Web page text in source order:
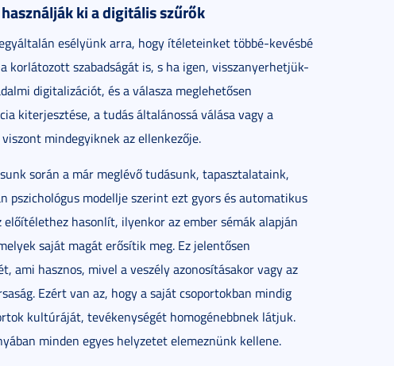
ki a digitális szűrők
esélyünk arra, hogy ítéleteinket többé-kevésbé
korlátozott szabadságát is, s ha igen, visszanyerhetjük-
digitalizációt, és a válasza meglehetősen
kiterjesztése, a tudás általánossá válása vagy a
mindegyiknek az ellenkezője.
során a már meglévő tudásunk, tapasztalataink,
pszichológus modellje szerint ezt gyors és automatikus
hasonlít, ilyenkor az ember sémák alapján
saját magát erősítik meg. Ez jelentősen
ami hasznos, mivel a veszély azonosításakor vagy az
Ezért van az, hogy a saját csoportokban mindig
kultúráját, tevékenységét homogénebbnek látjuk.
minden egyes helyzetet elemeznünk kellene.